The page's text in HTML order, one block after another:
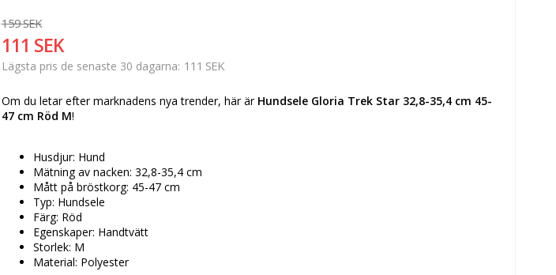
159 SEK
111 SEK
Lägsta pris de senaste 30 dagarna 111 SEK
Om du letar efter marknadens nya trender, här är Hundsele Gloria Trek Star 32,8-35,4 cm 45-
47 cm Röd M!
Husdjur: Hund
Mätning av nacken: 32,8-35,4 cm
Mått på bröstkorg: 45-47 cm
Typ: Hundsele
Färg: Röd
Egenskaper: Handtvätt
Storlek: M
Material: Polyester